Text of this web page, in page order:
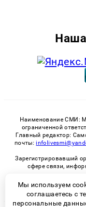
Наименование СМИ:
ограниченной
Главный редактор:
почты:
Зарегистрировавший
сфере связи,
Регистрационный
Мы используем
соглашаетесь с
персональные